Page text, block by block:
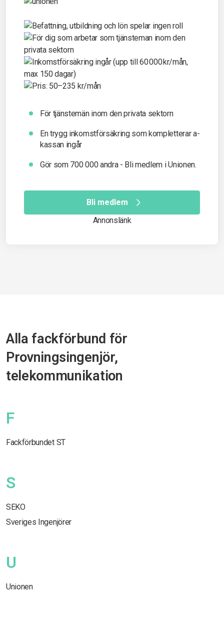
För tjänstemän inom den privata sektorn
En trygg inkomst­försäkring som kompletterar a-
kassan ingår
Gör som 700 000 andra - Bli medlem i Unionen.
Bli medlem
Annonslänk
Alla fackförbund för
Provningsingenjör,
telekommunikation
F
Fackförbundet ST
S
SEKO
Sveriges Ingenjörer
U
Unionen